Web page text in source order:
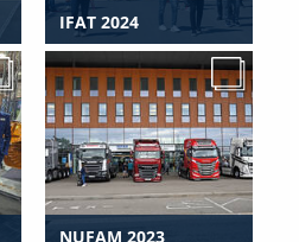
IFAT 2024
NUFAM 2023